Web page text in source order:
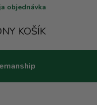
objednávka
KOŠÍK